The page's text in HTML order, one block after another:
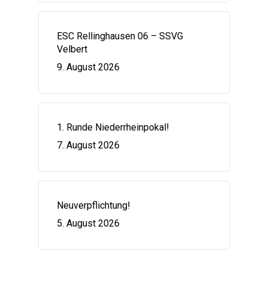
ESC Rellinghausen 06 – SSVG
Velbert
9. August 2026
1. Runde Niederrheinpokal!
7. August 2026
Neuverpflichtung!
5. August 2026